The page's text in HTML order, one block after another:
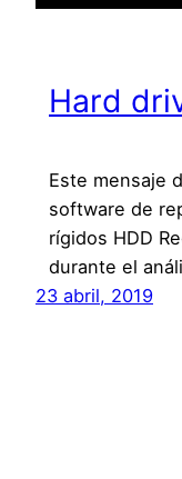
Hard
Este mensaje
software de
rígidos HDD
durante el
23 abril, 2019